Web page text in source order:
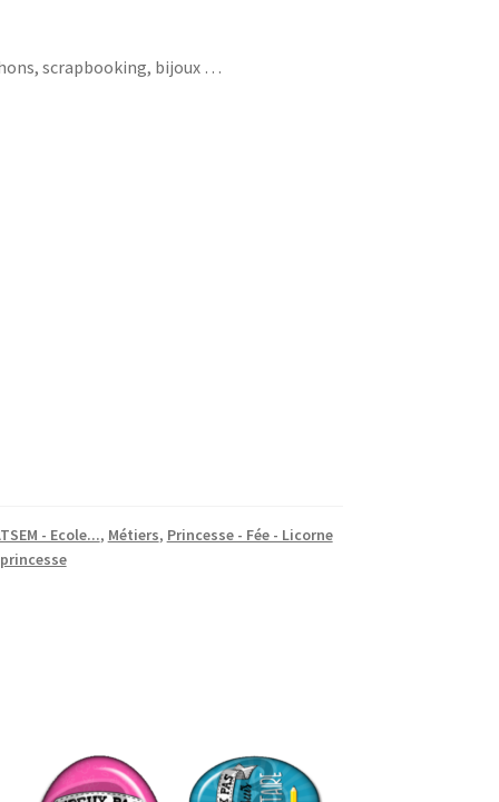
scrapbooking, bijoux …
- Ecole..., Métiers, Princesse - Fée - Licorne
princesse